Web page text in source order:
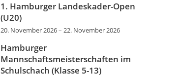
1. Hamburger Landeskader-Open
(U20)
20. November 2026– 22. November 2026
Hamburger
Mannschaftsmeisterschaften im
Schulschach (Klasse 5-13)